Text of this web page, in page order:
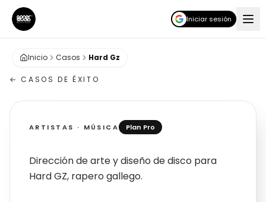
Iniciar sesión
Inicio Casos Hard Gz
← CASOS DE ÉXITO
ARTISTAS · MÚSICA Plan Pro
Dirección de arte y diseño de disco para
Hard GZ, rapero gallego.